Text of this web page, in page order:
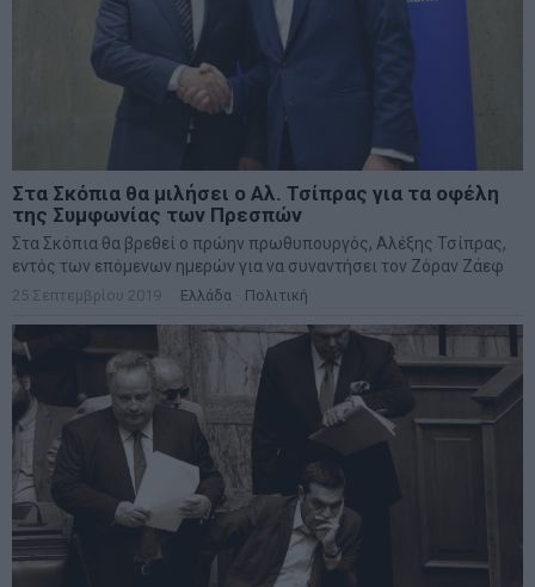
Στα Σκόπια θα μιλήσει ο Αλ. Τσίπρας για τα οφέλη
της Συμφωνίας των Πρεσπών
Στα Σκόπια θα βρεθεί ο πρώην πρωθυπουργός, Αλέξης Τσίπρας,
εντός των επόμενων ημερών για να συναντήσει τον Ζόραν Ζάεφ
25 Σεπτεμβρίου 2019 Ελλάδα Πολιτική